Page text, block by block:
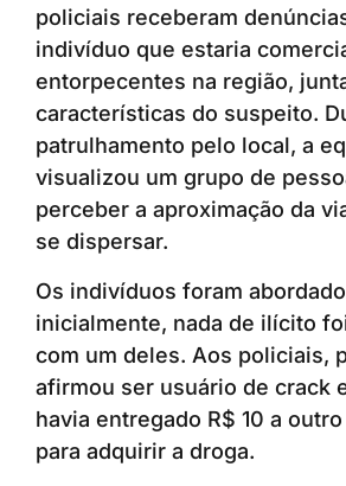
policiais receberam
indivíduo que estaria
entorpecentes na região,
características do suspeito.
patrulhamento pelo local, a
visualizou um grupo de
perceber a aproximação da
se dispersar.
Os indivíduos foram
inicialmente, nada de ilícito
com um deles. Aos policiais,
afirmou ser usuário de crack
havia entregado R$ 10 a
para adquirir a droga.